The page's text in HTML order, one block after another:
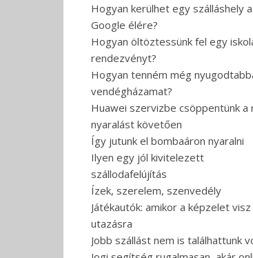
Hogyan kerülhet egy szálláshely a
Google élére?
Hogyan öltöztessünk fel egy
rendezvényt?
Hogyan tenném még
vendégházamat?
Huawei szervizbe csöppentünk a
nyaralást követően
Így jutunk el bombaáron nyaralni
Ilyen egy jól kivitelezett
szállodafelújítás
Ízek, szerelem, szenvedély
Játékautók: amikor a képzelet visz
utazásra
Jobb szállást nem is találhattunk